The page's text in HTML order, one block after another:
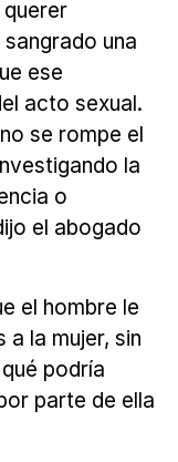
una
ese
acto sexual.
se rompe el
la
o
el abogado
el hombre le
la mujer, sin
podría
parte de ella